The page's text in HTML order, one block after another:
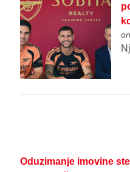
Oduzimanje imovine